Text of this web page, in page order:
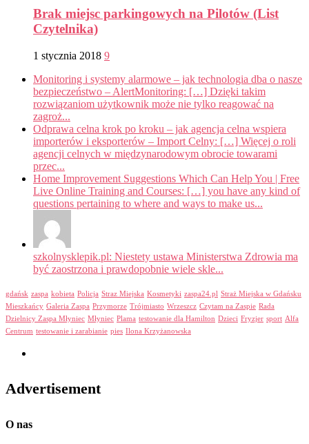
Brak miejsc parkingowych na Pilotów (List
Czytelnika)
1 stycznia 2018 9
Monitoring i systemy alarmowe – jak technologia dba o nasze
bezpieczeństwo – AlertMonitoring: […] Dzięki takim
rozwiązaniom użytkownik może nie tylko reagować na
zagroż...
Odprawa celna krok po kroku – jak agencja celna wspiera
importerów i eksporterów – Import Celny: […] Więcej o roli
agencji celnych w międzynarodowym obrocie towarami
przec...
Home Improvement Suggestions Which Can Help You | Free
Live Online Training and Courses: […] you have any kind of
questions pertaining to where and ways to make us...
szkolnysklepik.pl: Niestety ustawa Ministerstwa Zdrowia ma
być zaostrzona i prawdopobnie wiele skle...
gdańsk zaspa kobieta Policja Straz Miejska Kosmetyki zaspa24.pl Straż Miejska w Gdańsku
Mieszkańcy Galeria Zaspa Przymorze Trójmiasto Wrzeszcz Czytam na Zaspie Rada
Dzielnicy Zaspa Młyniec Młyniec Plama testowanie dla Hamilton Dzieci Fryzjer sport Alfa
Centrum testowanie i zarabianie pies Ilona Krzyżanowska
Advertisement
O nas